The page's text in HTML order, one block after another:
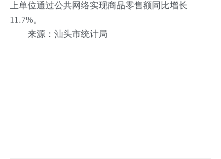
上单位通过公共网络实现商品零售额同比增长
11.7%。
来源：汕头市统计局